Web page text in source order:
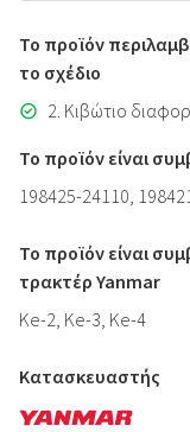
Το προϊόν
το σχέδιο
2. Κιβώτιο
Το προϊόν είναι
198425-24110,
Το προϊόν είναι
τρακτέρ Yanmar
Ke-2, Ke-3, Ke-4
Κατασκευαστής